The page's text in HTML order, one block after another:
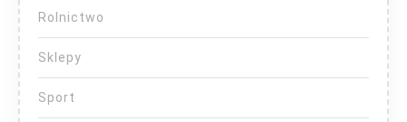
Rolnictwo
Sklepy
Sport